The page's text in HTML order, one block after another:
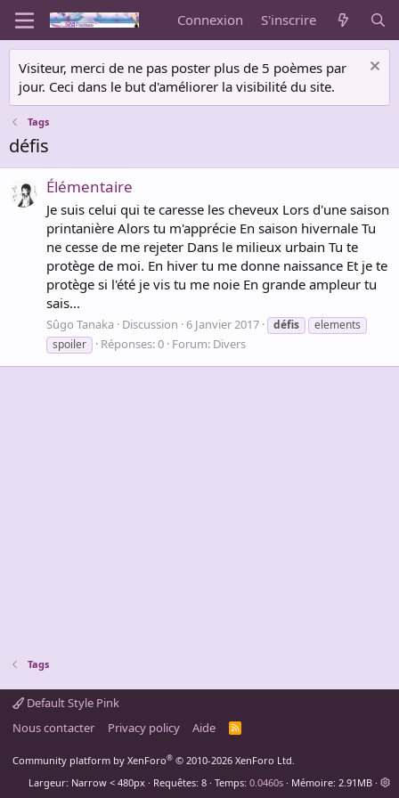
Connexion S'inscrire
Visiteur, merci de ne pas poster plus de 5 poèmes par
jour. Ceci dans le but d'améliorer la visibilité du site.
Tags
défis
Élémentaire
Je suis celui qui te caresse les cheveux Lors d'une saison
printanière Alors tu m'apprécie En saison hivernale Tu
ne cesse de me rejeter Dans le milieux urbain Tu te
protège de moi. En hiver tu me donne naissance Et je te
protège si l'été je vis tu me noie En grande ampleur tu
sais...
Sûgo Tanaka Discussion 6 Janvier 2017 défis
elements
spoiler
Réponses: 0 Forum: Divers
Tags
Default Style Pink
Nous contacter
Privacy policy Aide
R
Community platform by XenForo® © 2010-2026 XenForo Ltd.
Largeur
Requêtes 8 Temps 0.0460s Mémoire 2.91MB